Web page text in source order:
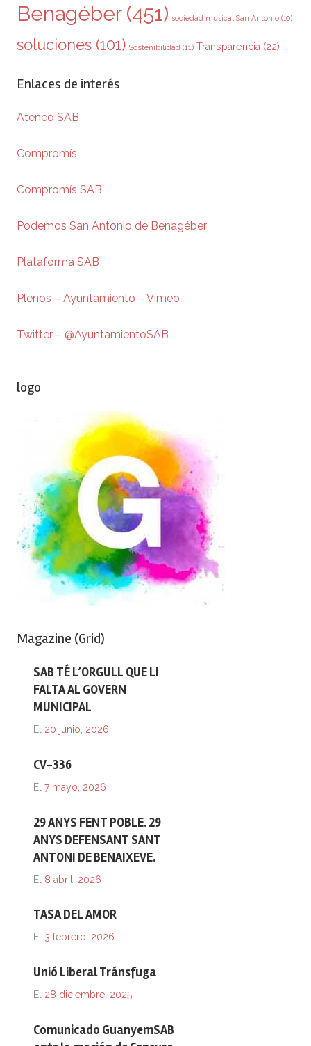
Benagéber(451) sociedad musical San Antonio (10)
soluciones (101) Sostenibilidad (11) Transparencia (22)
Enlaces de interés
Ateneo SAB
Compromís
Compromís SAB
Podemos San Antonio de Benagéber
Plataforma SAB
Plenos – Ayuntamiento – Vimeo
Twitter – @AyuntamientoSAB
logo
Magazine (Grid)
SAB TÉ L’ORGULL QUE LI
FALTA AL GOVERN
MUNICIPAL
El 20 junio, 2026
CV-336
El 7 mayo, 2026
29 ANYS FENT POBLE. 29
ANYS DEFENSANT SANT
ANTONI DE BENAIXEVE.
El 8 abril, 2026
TASA DEL AMOR
El 3 febrero, 2026
Unió Liberal Tránsfuga
El 28 diciembre, 2025
Comunicado GuanyemSAB